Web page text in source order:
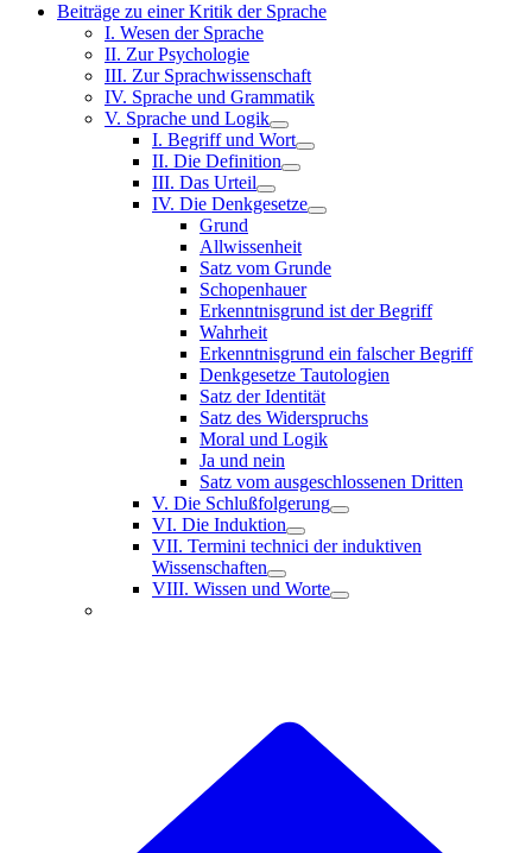
Beiträge zu einer Kritik der Sprache
I. Wesen der Sprache
II. Zur Psychologie
III. Zur Sprachwissenschaft
IV. Sprache und Grammatik
V. Sprache und Logik
I. Begriff und Wort
II. Die Definition
III. Das Urteil
IV. Die Denkgesetze
Grund
Allwissenheit
Satz vom Grunde
Schopenhauer
Erkenntnisgrund ist der Begriff
Wahrheit
Erkenntnisgrund ein falscher Begriff
Denkgesetze Tautologien
Satz der Identität
Satz des Widerspruchs
Moral und Logik
Ja und nein
Satz vom ausgeschlossenen Dritten
V. Die Schlußfolgerung
VI. Die Induktion
VII. Termini technici der induktiven
Wissenschaften
VIII. Wissen und Worte